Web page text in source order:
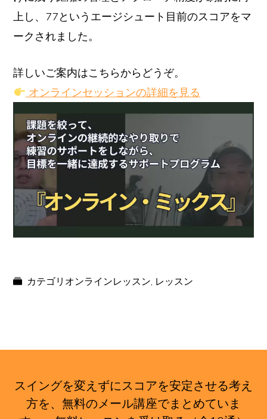
上し、77というエージシュート目前のスコアをマ
ークされました。
詳しいご案内はこちらからどうぞ。
オンラインセッションの詳細を見る
カテゴリ オンラインレッスン, レッスン
スイングを変えずにスコアを安定させる考え
方を、無料のメール講座でまとめていま